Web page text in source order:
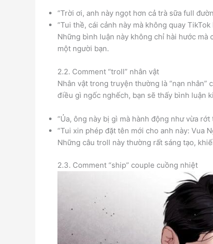
“Trời ơi, anh này ngọt hơn cả trà sữa full
“Tui thề, cái cảnh này mà không quay TikTok
Những bình luận này không chỉ hài hước
một người bạn.
2.2. Comment “troll” nhân vật
Nhân vật trong truyện thường là “nạn nhân”
điều gì ngốc nghếch, bạn sẽ thấy bình luận
“Ủa, ông này bị gì mà hành động như vừa
“Tui xin phép đặt tên mới cho anh này: Vua
Những câu troll này thường rất sáng tạo,
2.3. Comment “ship” couple cuồng nhiệt